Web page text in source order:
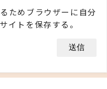
ためブラウザーに自分
イトを保存する。